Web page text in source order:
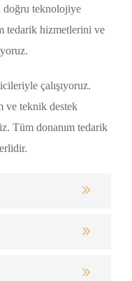
doğru teknolojiye
tedarik hizmetlerini ve
çalışıyoruz.
ve teknik destek
Tüm donanım tedarik